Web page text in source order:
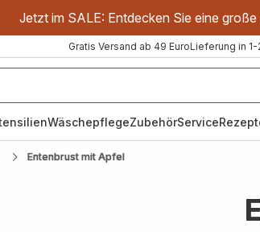
Jetzt im SALE: Entdecken Sie eine
Gratis Versand ab 49 EuroLieferung in
WäschepflegeZubehörService
Entenbrust mit Apfel